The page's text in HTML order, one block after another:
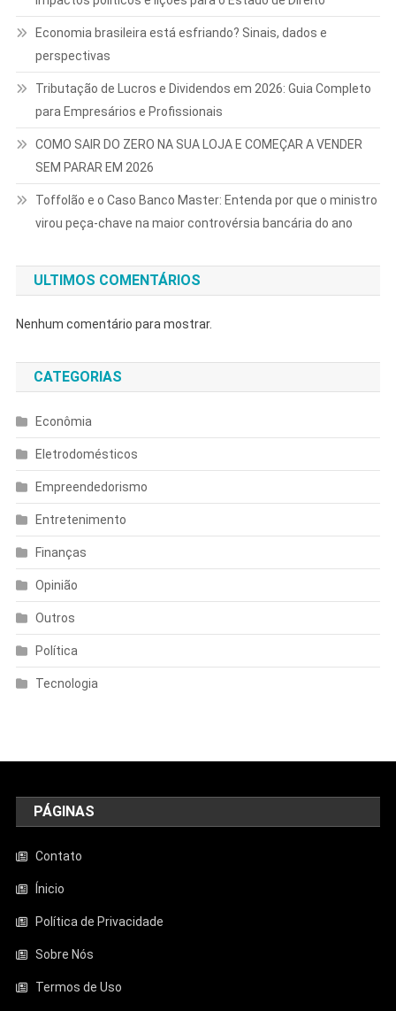
Economia brasileira está esfriando? Sinais, dados e
perspectivas
Tributação de Lucros e Dividendos em 2026: Guia Completo
para Empresários e Profissionais
COMO SAIR DO ZERO NA SUA LOJA E COMEÇAR A VENDER
SEM PARAR EM 2026
Toffolão e o Caso Banco Master: Entenda por que o ministro
virou peça-chave na maior controvérsia bancária do ano
ULTIMOS COMENTÁRIOS
Nenhum comentário para mostrar.
CATEGORIAS
Econômia
Eletrodomésticos
Empreendedorismo
Entretenimento
Finanças
Opinião
Outros
Política
Tecnologia
PÁGINAS
Contato
Ínicio
Política de Privacidade
Sobre Nós
Termos de Uso